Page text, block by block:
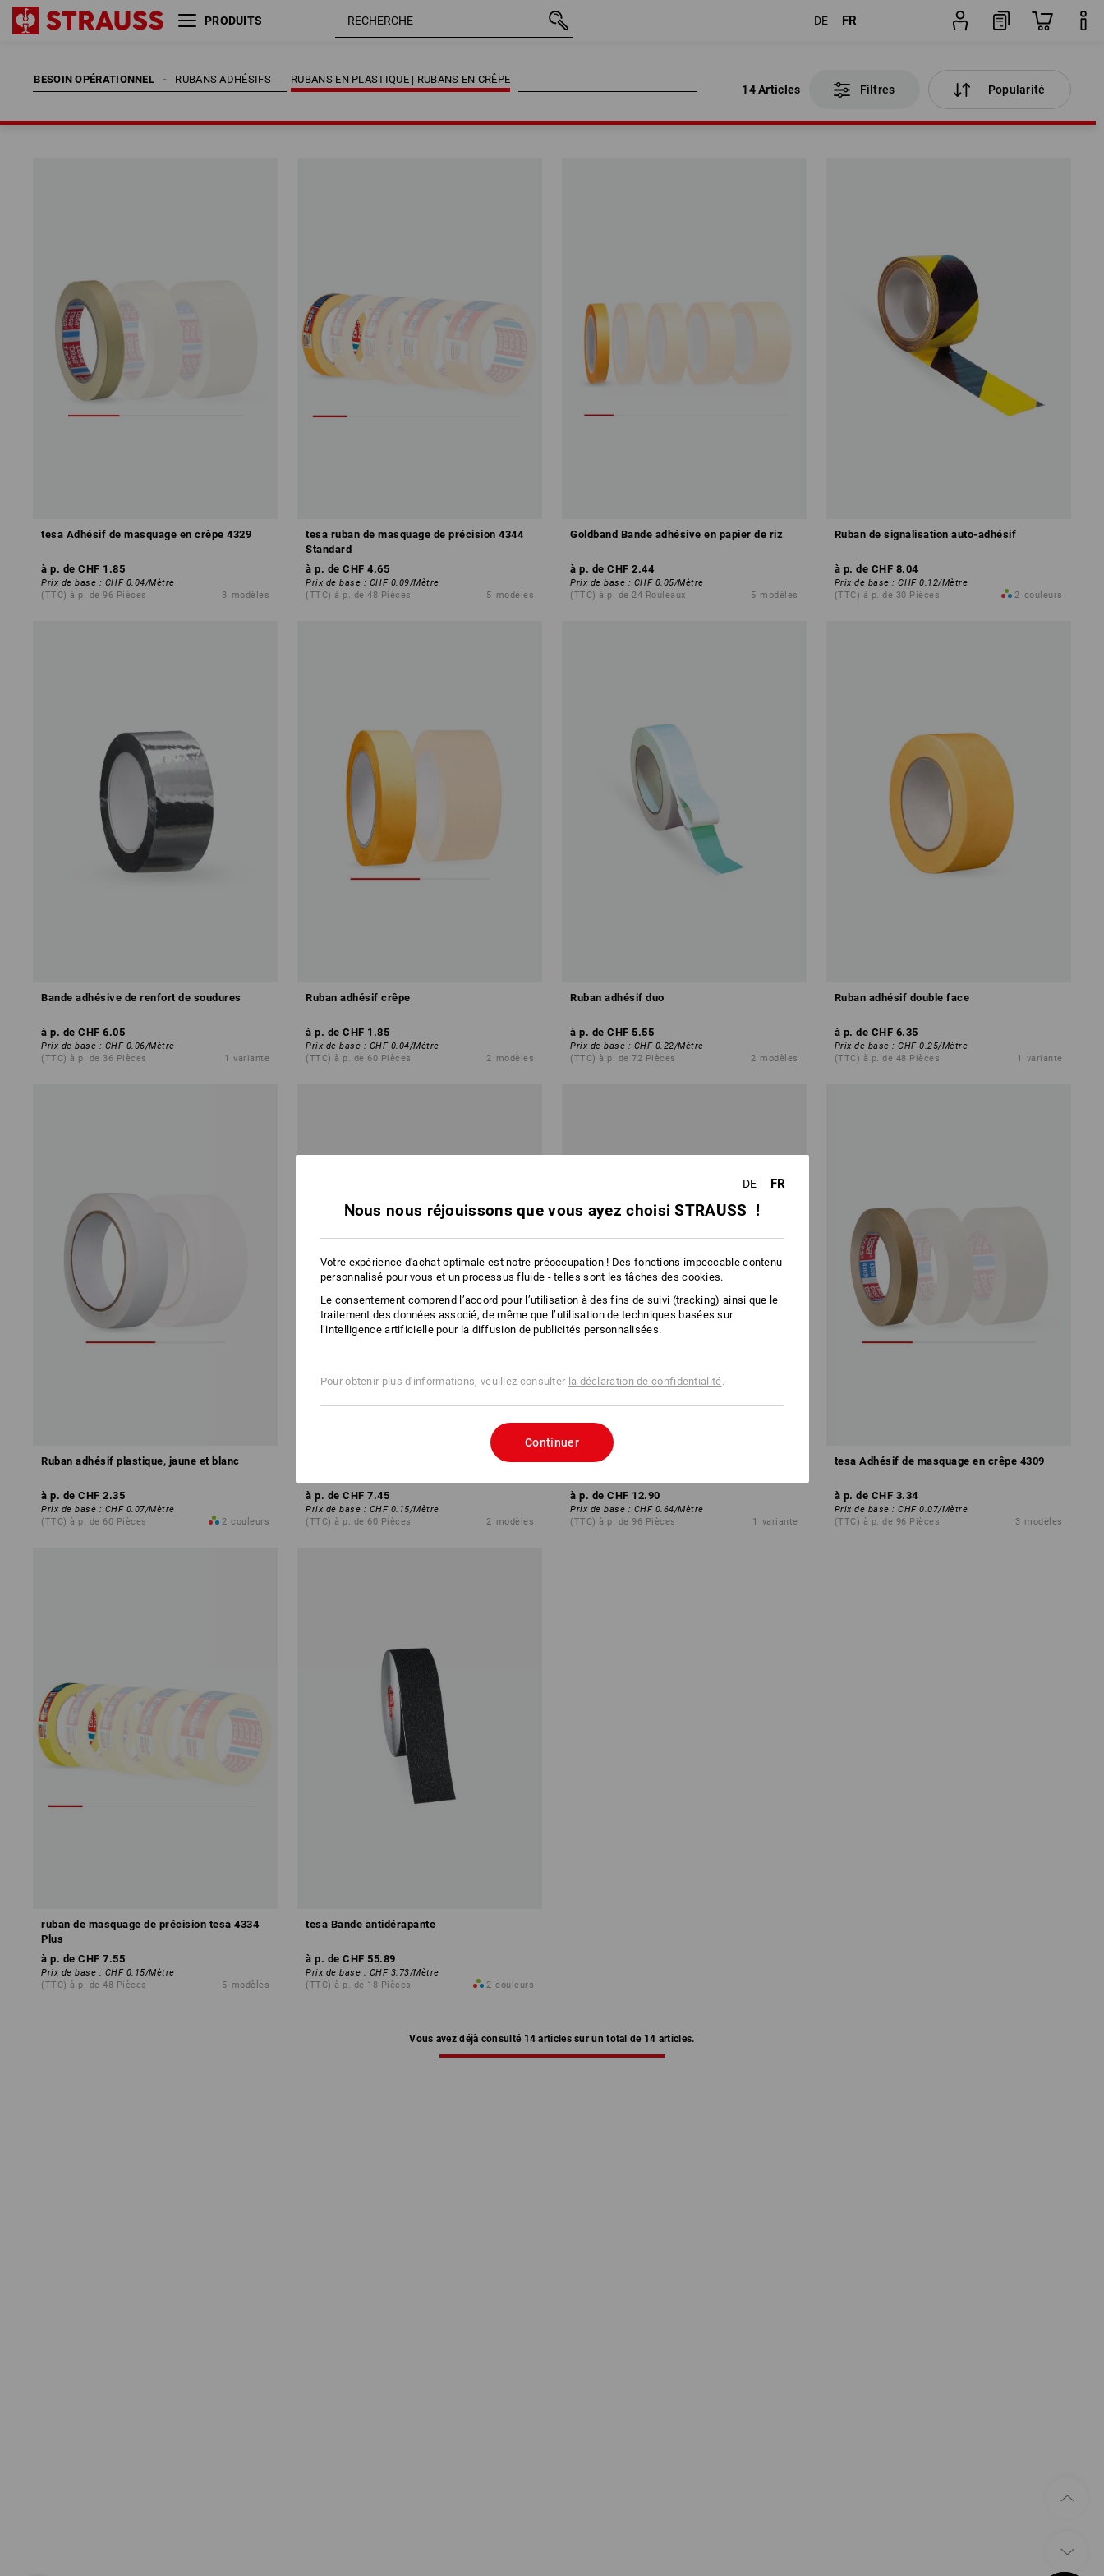
PRODUITS DE FR
BESOIN OPÉRATIONNEL RUBANS EN PLASTIQUE | RUBANS EN CRÊPE
RUBANS ADHÉSIFS
14 Articles Filtres Popularité
BESOIN OPÉRATIONNEL RUBANS EN PLASTIQUE | RUBANS EN CRÊPE
RUBANS ADHÉSIFS
14 Articles Filtres Popularité
tesa Adhésif de masquage en crêpe 4329
à p. de CHF 1.85
Prix de base : CHF 0.04/Mètre
(TTC) à p. de 96 Pièces
3 modèles
tesa ruban de masquage de précision 4344
Standard
à p. de CHF 4.65
Prix de base : CHF 0.09/Mètre
(TTC) à p. de 48 Pièces
5 modèles
Goldband Bande adhésive en papier de riz
à p. de CHF 2.44
Prix de base : CHF 0.05/Mètre
(TTC) à p. de 24 Rouleaux
5 modèles
Ruban de signalisation auto-adhésif
à p. de CHF 8.04
Prix de base :CHF 0.12/Mètre
(TTC) à p. de 30 Pièces
2 couleurs
Bande adhésive de renfort de soudures
à p. de CHF 6.05
Prix de base : CHF 0.06/Mètre
(TTC) à p. de 36 Pièces
1 variante
Ruban adhésif crêpe
à p. de CHF 1.85
Prix de base : CHF 0.04/Mètre
(TTC) à p. de 60 Pièces
2 modèles
Ruban adhésif duo
à p. de CHF 5.55
Prix de base : CHF 0.22/Mètre
(TTC) à p. de 72 Pièces
2 modèles
Ruban adhésif double face
à p. de CHF 6.35
Prix de base :CHF 0.25/Mètre
(TTC) à p. de 48 Pièces
1 variante
Ruban adhésif plastique, jaune et blanc
à p. de CHF 2.35
Prix de base : CHF 0.07/Mètre
(TTC) à p. de 60 Pièces
2 couleurs
à p. de CHF 7.45
Prix de base : CHF 0.15/Mètre
(TTC) à p. de 60 Pièces
2 modèles
tesa Ruban adhésif double face 4934
à p. de CHF 12.90
Prix de base : CHF 0.64/Mètre
(TTC) à p. de 96 Pièces
1 variante
tesa Adhésif de masquage en crêpe 4309
à p. de CHF 3.34
Prix de base :CHF 0.07/Mètre
(TTC) à p. de 96 Pièces
3 modèles
ruban de masquage de précision tesa 4334
Plus
à p. de CHF 7.55
Prix de base : CHF 0.15/Mètre
(TTC) à p. de 48 Pièces
5 modèles
tesa Bande antidérapante
à p. de CHF 55.89
Prix de base : CHF 3.73/Mètre
(TTC) à p. de 18 Pièces
2 couleurs
Vous avez déjà consulté 14 articles sur un total de 14 articles.
DE FR
Nous nous réjouissons que vous ayez choisi STRAUSS !
Votre expérience d'achat optimale est notre préoccupation ! Des fonctions impeccable contenu
personnalisé pour vous et un processus fluide - telles sont les tâches des cookies.
Le consentement comprend l’accord pour l’utilisation à des fins de suivi (tracking) ainsi que le
traitement des données associé, de même que l’utilisation de techniques basées sur
l’intelligence artificielle pour la diffusion de publicités personnalisées.
Pour obtenir plus d'informations, veuillez consulter la déclaration de confidentialité.
Continuer